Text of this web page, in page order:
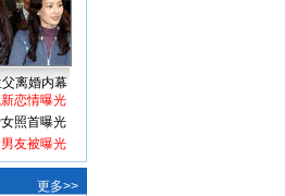
离婚内幕
恋情曝光
照首曝光
友被曝光
更多>>